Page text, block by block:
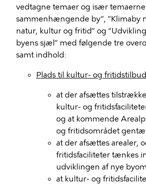
vedtagne temaer og især temaerne
sammenhængende by”, ”Klimaby
natur, kultur og fritid” og
byens sjæl” med følgende tre
samt indhold:
Plads til kultur- og
at der afsættes
kultur- og
og at kommende
og fritidsområdet
at der afsættes arealer,
fritidsfaciliteter tænkes
udviklingen af nye
at kultur- og